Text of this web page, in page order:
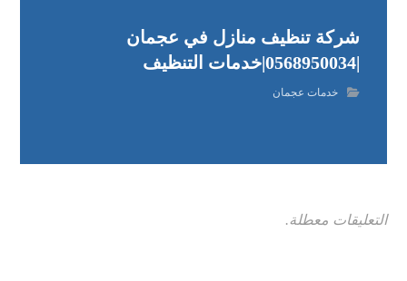
شركة تنظيف منازل في عجمان
|0568950034|خدمات التنظيف
خدمات عجمان
التعليقات معطلة.